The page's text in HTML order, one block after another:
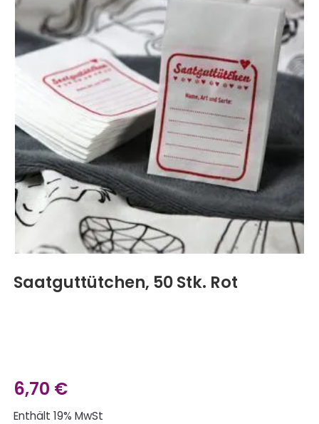
Saatguttütchen, 50 Stk. Rot
6,70 €
Enthält 19% MwSt